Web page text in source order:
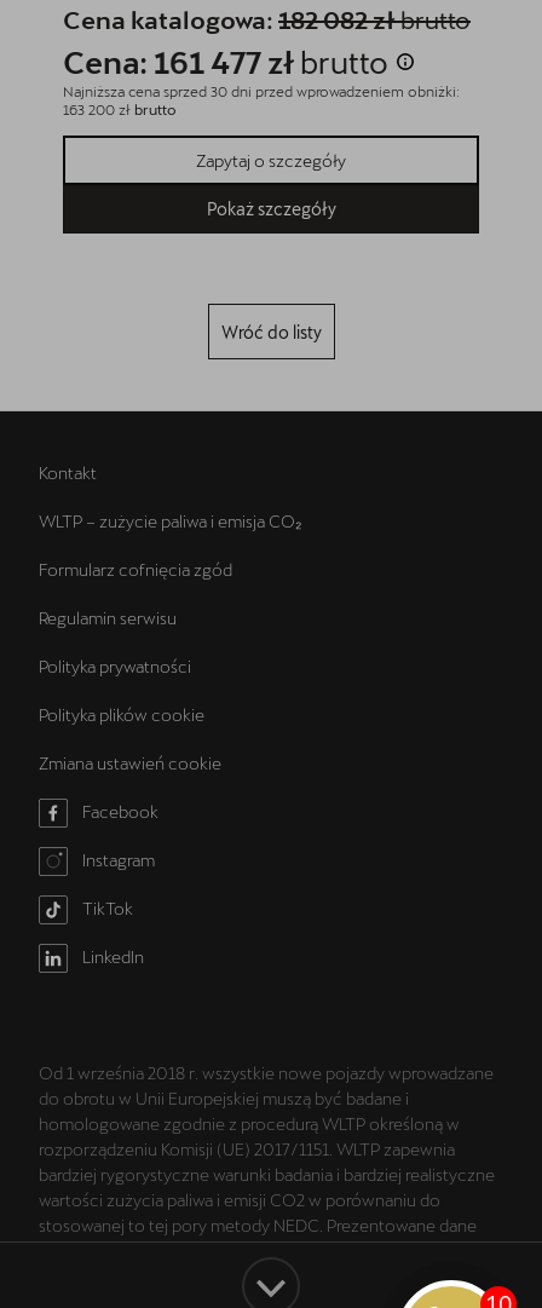
Cena katalogowa: 182 082 złbrutto
Cena: 161 477 zł brutto
Najniższa cena sprzed 30 dni przed wprowadzeniem obniżki:
163 200 zł brutto
Zapytaj o szczegóły
Pokaż szczegóły
Wróć do listy
Kontakt
WLTP – zużycie paliwa i emisja CO₂
Formularz cofnięcia zgód
Regulamin serwisu
Polityka prywatności
Polityka plików cookie
Zmiana ustawień cookie
Facebook
Instagram
TikTok
LinkedIn
Od 1 września 2018 r. wszystkie nowe pojazdy wprowadzane
do obrotu w Unii Europejskiej muszą być badane i
homologowane zgodnie z procedurą WLTP określoną w
rozporządzeniu Komisji (UE) 2017/1151. WLTP zapewnia
bardziej rygorystyczne warunki badania i bardziej realistyczne
wartości zużycia paliwa i emisji CO2 w porównaniu do
stosowanej to tej pory metody NEDC. Prezentowane dane
zgodnymi ze świadectwem homologacji typu wyznaczonymi
zgodnie z procedurą WLTP. Więcej informacji na temat WLTP